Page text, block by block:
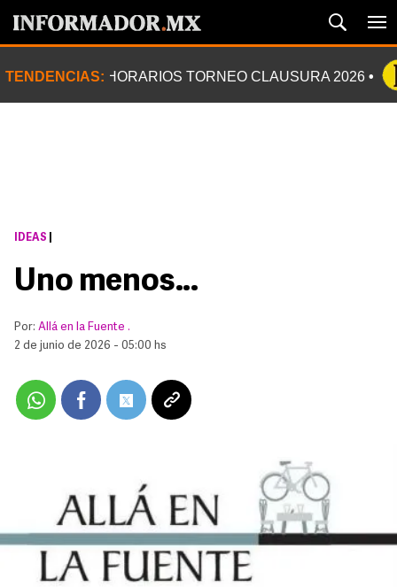
TENDENCIAS: HORARIOS TORNEO CLAUSURA 2026
IDEAS
Uno menos…
Por: Allá en la Fuente .
2 de junio de 2026 - 05:00 hs